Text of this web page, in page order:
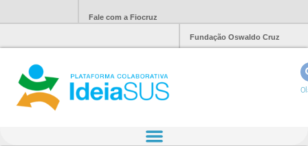
Fale com a Fiocruz
Fundação Oswaldo Cruz